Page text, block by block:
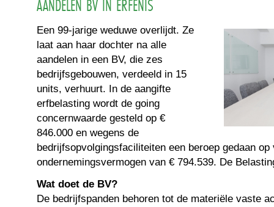
AANDELEN BV IN ERFENIS
Een 99-jarige weduwe overlijdt. Ze
laat aan haar dochter na alle
aandelen in een BV, die zes
bedrijfsgebouwen, verdeeld in 15
units, verhuurt. In de aangifte
erfbelasting wordt de going
concernwaarde gesteld op €
846.000 en wegens de
bedrijfsopvolgingsfaciliteiten een beroep gedaan op
ondernemingsvermogen van € 794.539. De
Wat doet de BV?
De bedrijfspanden behoren tot de materiële vaste